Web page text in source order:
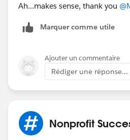
Ah...makes sense, thank you
Marquer comme utile
Ajouter un commentaire
Rédiger une réponse...
Nonprofit